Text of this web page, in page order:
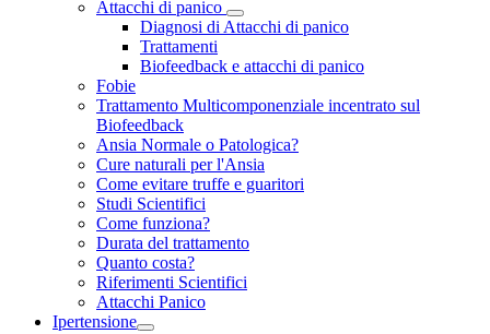
Attacchi di panico
Diagnosi di Attacchi di panico
Trattamenti
Biofeedback e attacchi di panico
Fobie
Trattamento Multicomponenziale incentrato sul
Biofeedback
Ansia Normale o Patologica?
Cure naturali per l'Ansia
Come evitare truffe e guaritori
Studi Scientifici
Come funziona?
Durata del trattamento
Quanto costa?
Riferimenti Scientifici
Attacchi Panico
Ipertensione